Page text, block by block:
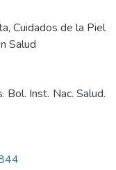
, Cuidados de la Piel
Salud
Inst. Nac. Salud.